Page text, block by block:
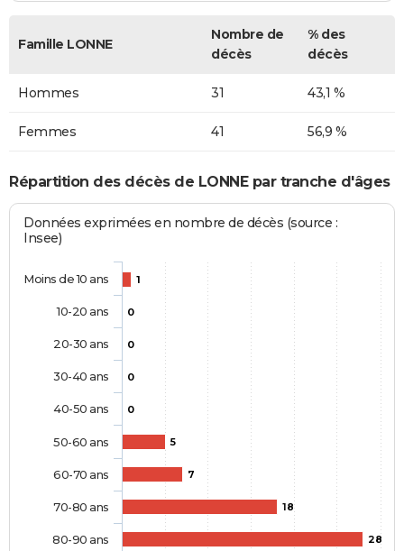
Famille LONNE
Nombre de
décès
% des
décès
Hommes 31 43,1 %
Femmes 41 56,9 %
Répartition des décès de LONNE par tranche d'âges
Données exprimées en nombre de décès (source :
Insee)
1
0
0
0
0
5
7
18
28
Moins de 10 ans
10-20 ans
20-30 ans
30-40 ans
40-50 ans
50-60 ans
60-70 ans
70-80 ans
80-90 ans